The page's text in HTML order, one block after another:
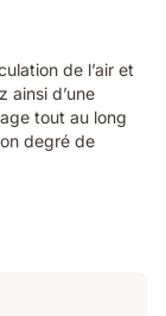
de l’air et
ainsi d’une
tout au long
degré de